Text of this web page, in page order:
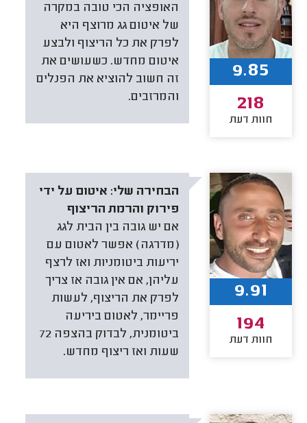
האופציה הכי טובה במקרה
של איטום גג מרוצף היא
לפרק את כל הריצוף ולבצע
איטום מחדש. כשעושים את
זה חשוב להוציא את הפנלים
והמרזבים.
9.85
218
חוות דעת
הבחירה שלי: איטום על ידי
פירוק והרמת הריצוף
אם יש גובה בין הבית לגג
(מדרגה) אפשר לאטום עם
יריעות ביטומניות ואז לרצף
עליהן, אם אין גובה אז צריך
לפרק את הריצוף, לעשות
פריימר, לאטום ביריעה
ביטומנית, לבדוק בהצפה 72
שעות ואז ריצוף מחדש.
9.91
194
חוות דעת